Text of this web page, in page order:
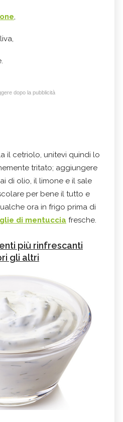
,
dopo la pubblicità
il cetriolo, unitevi quindi lo
tritato; aggiungere
di olio, il limone e il sale
per bene il tutto e
ora in frigo prima di
di mentuccia fresche.
più rinfrescanti
gli altri